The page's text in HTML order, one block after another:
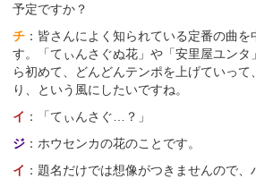
予定ですか？
チ ：皆さんによく知られている定番の曲
す。「てぃんさぐぬ花」や「安里屋ユン
ら初めて、どんどんテンポを上げていっ
り、という風にしたいですね。
イ ：「てぃんさぐ…？」
ジ ：ホウセンカの花のことです。
イ ：題名だけでは想像がつきませんので